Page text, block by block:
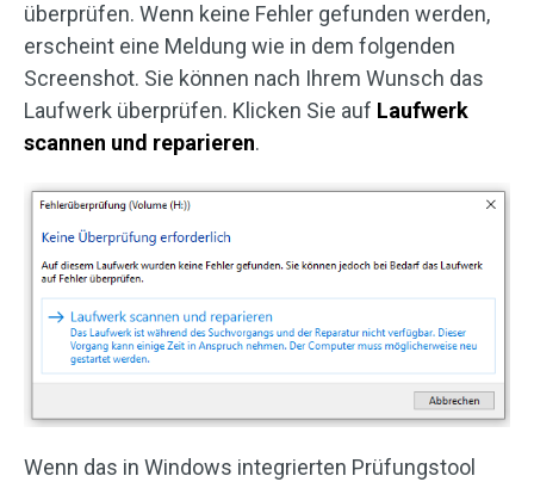
überprüfen. Wenn keine Fehler gefunden werden,
erscheint eine Meldung wie in dem folgenden
Screenshot. Sie können nach Ihrem Wunsch das
Laufwerk überprüfen. Klicken Sie auf Laufwerk
scannen und reparieren.
Wenn das in Windows integrierten Prüfungstool